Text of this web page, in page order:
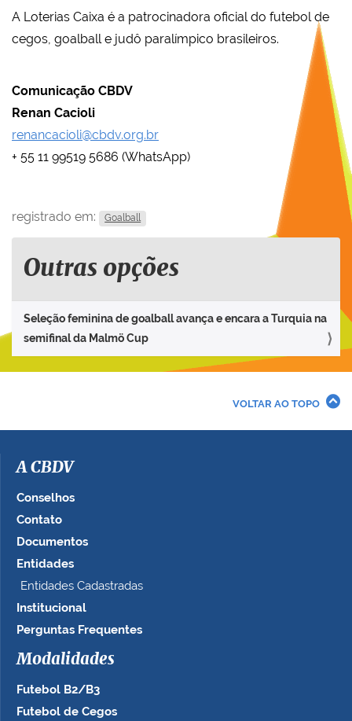
A Loterias Caixa é a patrocinadora oficial do futebol de
cegos, goalball e judô paralímpico brasileiros.
Comunicação CBDV
Renan Cacioli
renancacioli@cbdv.org.br
+ 55 11 99519 5686 (WhatsApp)
registrado em: Goalball
Outras opções
Seleção feminina de goalball avança e encara a Turquia na
semifinal da Malmö Cup
VOLTAR AO TOPO
A CBDV
Conselhos
Contato
Documentos
Entidades
Entidades Cadastradas
Institucional
Perguntas Frequentes
Modalidades
Futebol B2/B3
Futebol de Cegos